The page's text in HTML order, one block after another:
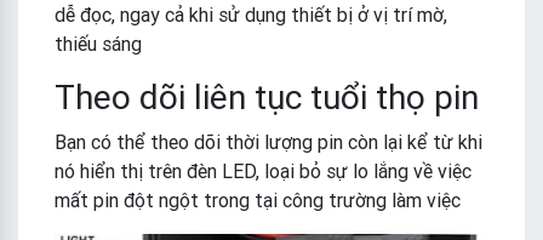
dễ đọc, ngay cả khi sử dụng thiết bị ở vị trí mờ,
thiếu sáng
Theo dõi liên tục tuổi thọ pin
Bạn có thể theo dõi thời lượng pin còn lại kể từ khi
nó hiển thị trên đèn LED, loại bỏ sự lo lắng về việc
mất pin đột ngột trong tại công trường làm việc